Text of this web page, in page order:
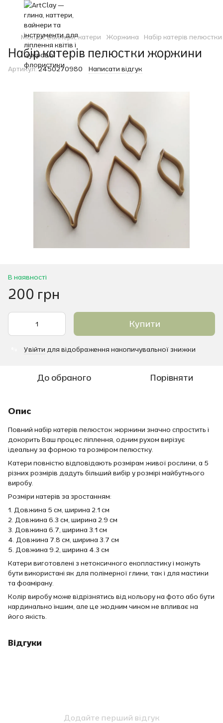
Молди, вайнери, катери Жоржина Набір катерів
Набір катерів пелюстки жоржини
Артикул:2450270980 Написати відгук
В наявності
200 грн
Купити
Увійти для відображення накопичувальної знижки
До обраного Порівняти
Опис
Повний набір катерів пелюсток жоржини значно спростить і
докорить Ваш процес ліплення, одним рухом вирізує
ідеальну за формою та розміром пелюстку.
Катери повністю відповідають розмірам живої рослини, а 5
різних розмірів дадуть більший вибір у розмірі майбутнього
виробу.
Розміри катерів за зростанням:
1. Довжина 5 см, ширина 2.1 см
2. Довжина 6.3 см, ширина 2.9 см
3. Довжина 6.7, ширина 3.1 см
4. Довжина 7.8 см, ширина 3.7 см
5. Довжина 9.2, ширина 4.3 см
Катери виготовлені з нетоксичного екопластику і можуть
бути використані як для полімерної глини, так і для мастики
та фоамірану.
Колір виробу може відрізнятись від кольору на фото або бути
кардинально іншим, але це жодним чином не впливає на
його якість.
Відгуки
Додайте перший відгук